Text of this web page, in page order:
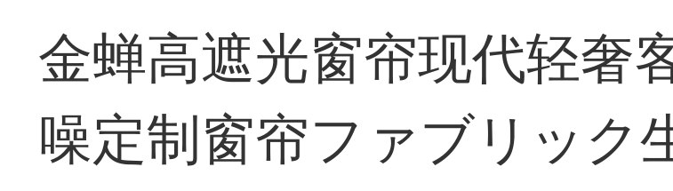
金蝉高遮光窗帘现代轻奢
噪定制窗帘ファブリック